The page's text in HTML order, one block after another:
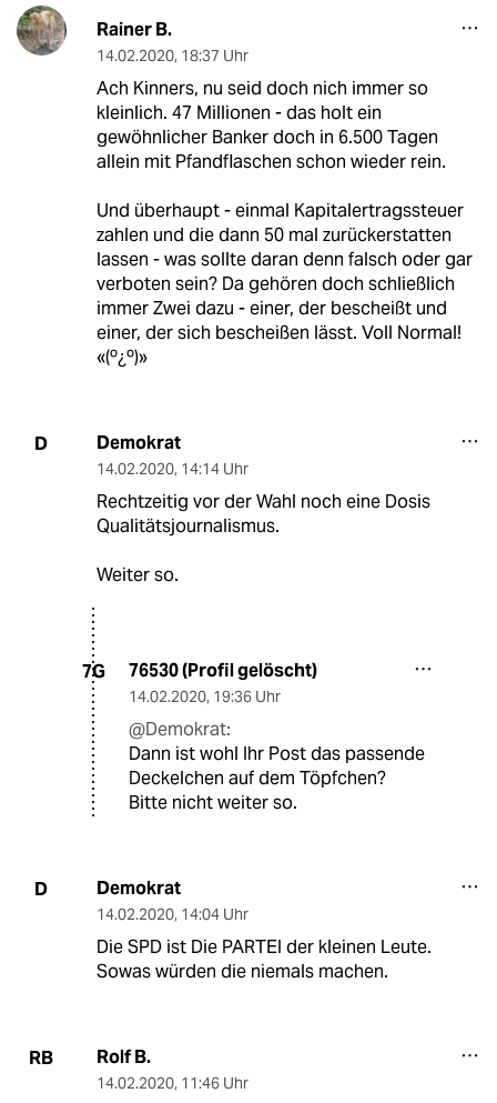
Rainer B.
14.02.2020, 18:37 Uhr
Ach Kinners, nu seid doch nich immer so
kleinlich. 47 Millionen - das holt ein
gewöhnlicher Banker doch in 6.500 Tagen
allein mit Pfandflaschen schon wieder rein.
Und überhaupt - einmal Kapitalertragssteuer
zahlen und die dann 50 mal zurückerstatten
lassen - was sollte daran denn falsch oder gar
verboten sein? Da gehören doch schließlich
immer Zwei dazu - einer, der bescheißt und
einer, der sich bescheißen lässt. Voll Normal!
«(º¿º)»
D Demokrat
14.02.2020, 14:14 Uhr
Rechtzeitig vor der Wahl noch eine Dosis
Qualitätsjournalismus.
Weiter so.
7G 76530 (Profil gelöscht)
14.02.2020, 19:36 Uhr
@Demokrat:
Dann ist wohl Ihr Post das passende
Deckelchen auf dem Töpfchen?
Bitte nicht weiter so.
D Demokrat
14.02.2020, 14:04 Uhr
Die SPD ist Die PARTEI der kleinen Leute.
Sowas würden die niemals machen.
RB Rolf B.
14.02.2020, 11:46 Uhr